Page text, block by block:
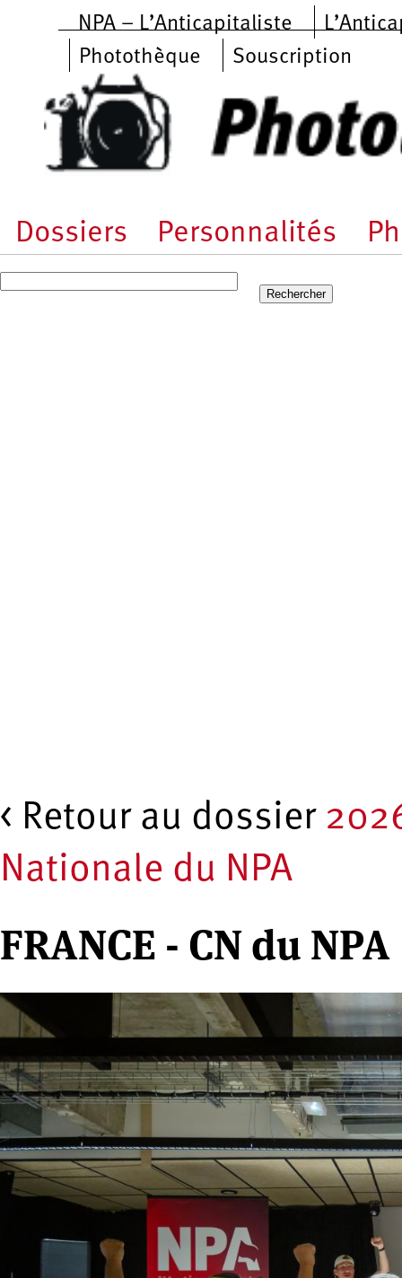
Aller au contenu principal
NPA – L’Anticapitaliste
Photothèque
Souscription
Dossiers Personnalités
< Retour au dossier
Nationale du NPA
FRANCE - CN du NPA